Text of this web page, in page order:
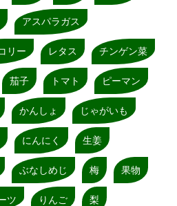
アスパラガス
リー レタス チンゲン菜
茄子 トマト ピーマン
かんしょ じゃがいも
にんにく 生姜
ぶなしめじ 梅 果物
ツ りんご 梨